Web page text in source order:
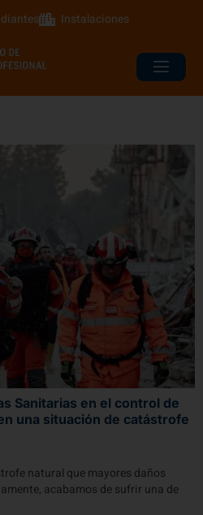
Instalaciones
Sanitarias en el control de
una situación de catástrofe
natural que mayores daños
acabamos de sufrir una de